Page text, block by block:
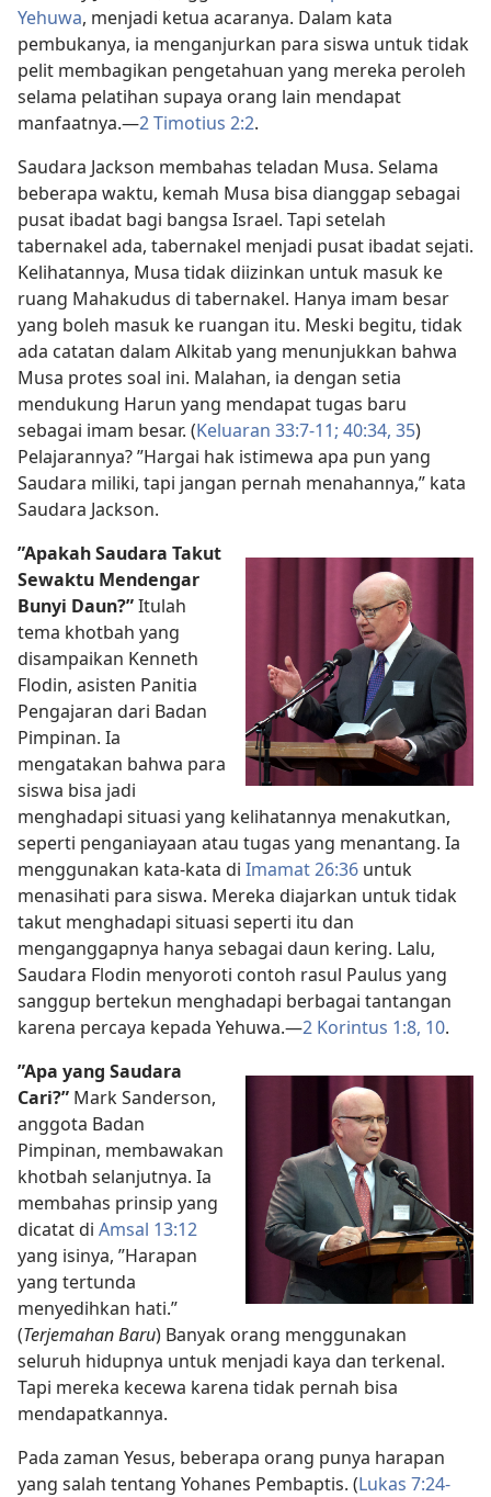
Yehuwa, menjadi ketua acaranya. Dalam kata
pembukanya, ia menganjurkan para siswa untuk tidak
pelit membagikan pengetahuan yang mereka peroleh
selama pelatihan supaya orang lain mendapat
manfaatnya.—2 Timotius 2:2.
Saudara Jackson membahas teladan Musa. Selama
beberapa waktu, kemah Musa bisa dianggap sebagai
pusat ibadat bagi bangsa Israel. Tapi setelah
tabernakel ada, tabernakel menjadi pusat ibadat sejati.
Kelihatannya, Musa tidak diizinkan untuk masuk ke
ruang Mahakudus di tabernakel. Hanya imam besar
yang boleh masuk ke ruangan itu. Meski begitu, tidak
ada catatan dalam Alkitab yang menunjukkan bahwa
Musa protes soal ini. Malahan, ia dengan setia
mendukung Harun yang mendapat tugas baru
sebagai imam besar. (Keluaran 33:7-11; 40:34, 35)
Pelajarannya? ”Hargai hak istimewa apa pun yang
Saudara miliki, tapi jangan pernah menahannya,” kata
Saudara Jackson.
”Apakah Saudara Takut
Sewaktu Mendengar
Bunyi Daun?”Itulah
tema khotbah yang
disampaikan Kenneth
Flodin, asisten Panitia
Pengajaran dari Badan
Pimpinan. Ia
mengatakan bahwa para
siswa bisa jadi
menghadapi situasi yang kelihatannya menakutkan,
seperti penganiayaan atau tugas yang menantang. Ia
menggunakan kata-kata di Imamat 26:36 untuk
menasihati para siswa. Mereka diajarkan untuk tidak
takut menghadapi situasi seperti itu dan
menganggapnya hanya sebagai daun kering. Lalu,
Saudara Flodin menyoroti contoh rasul Paulus yang
sanggup bertekun menghadapi berbagai tantangan
karena percaya kepada Yehuwa.—2 Korintus 1:8, 10.
”Apa yang Saudara
Cari?” Mark Sanderson,
anggota Badan
Pimpinan, membawakan
khotbah selanjutnya. Ia
membahas prinsip yang
dicatat di Amsal 13:12
yang isinya, ”Harapan
yang tertunda
menyedihkan hati.”
(Terjemahan Baru) Banyak orang menggunakan
seluruh hidupnya untuk menjadi kaya dan terkenal.
Tapi mereka kecewa karena tidak pernah bisa
mendapatkannya.
Pada zaman Yesus, beberapa orang punya harapan
yang salah tentang Yohanes Pembaptis. (Lukas 7:24-